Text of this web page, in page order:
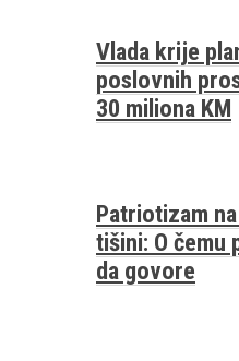
Vlada krije
poslovnih
30 miliona KM
Patriotizam
tišini: O čemu
da govore